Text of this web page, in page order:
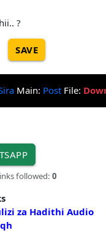
?
SAVE
Main: PostFile:
followed: 0
za Hadithi Audio